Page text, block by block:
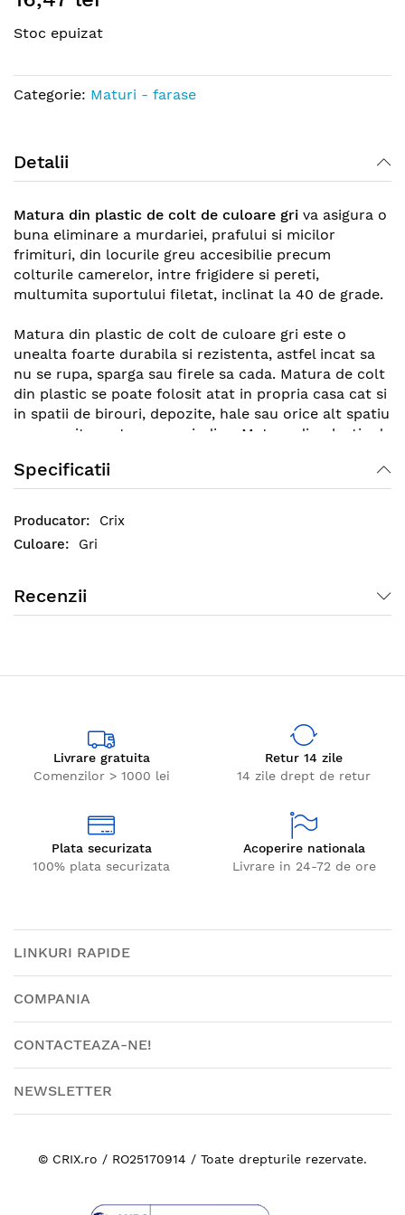
beginning
the
images
Stoc epuizat
Categorie: Maturi - farase
Detalii
Matura din plastic de colt de culoare gri va asigura o
buna eliminare a murdariei, prafului si micilor
frimituri, din locurile greu accesibilie precum
colturile camerelor, intre frigidere si pereti,
multumita suportului filetat, inclinat la 40 de grade.
Matura din plastic de colt de culoare gri este o
unealta foarte durabila si rezistenta, astfel incat sa
nu se rupa, sparga sau firele sa cada. Matura de colt
din plastic se poate folosit atat in propria casa cat si
in spatii de birouri, depozite, hale sau orice alt spatiu
ce necesita maturare periodica. Matura din plastic de
o laveta.
Specificatii
Crix
Gri
Recenzii
Livrare gratuita
Comenzilor > 1000 lei
Retur 14 zile
14 zile drept de retur
Plata securizata
100% plata securizata
Acoperire nationala
Livrare in 24-72 de ore
LINKURI RAPIDE
COMPANIA
CONTACTEAZA-NE!
NEWSLETTER
© CRIX.ro / RO25170914 / Toate drepturile rezervate.